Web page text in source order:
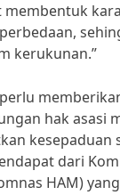
membentuk
kerukunan.”
hak asasi
kesepaduan
dari
HAM)